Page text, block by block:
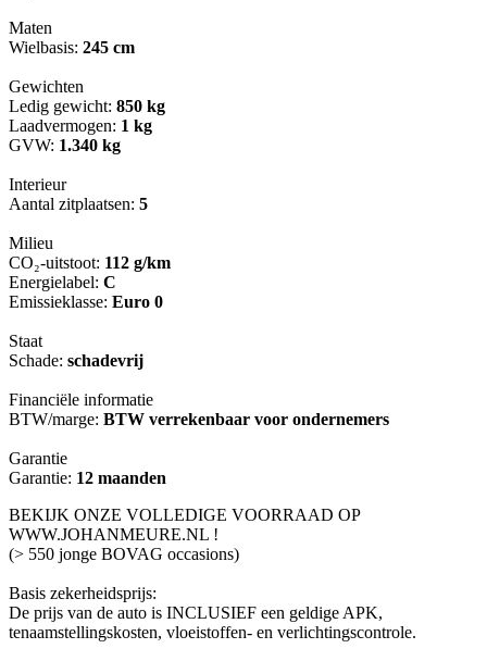
Maten
Wielbasis: 245 cm
Gewichten
Ledig gewicht: 850 kg
Laadvermogen: 1 kg
GVW: 1.340 kg
Interieur
Aantal zitplaatsen: 5
Milieu
CO₂-uitstoot: 112 g/km
Energielabel: C
Emissieklasse: Euro 0
Staat
Schade: schadevrij
Financiële informatie
BTW/marge: BTW verrekenbaar voor ondernemers
Garantie
Garantie: 12 maanden
BEKIJK ONZE VOLLEDIGE VOORRAAD OP
WWW.JOHANMEURE.NL !
(> 550 jonge BOVAG occasions)
Basis zekerheidsprijs:
De prijs van de auto is INCLUSIEF een geldige APK,
tenaamstellingskosten, vloeistoffen- en verlichtingscontrole.